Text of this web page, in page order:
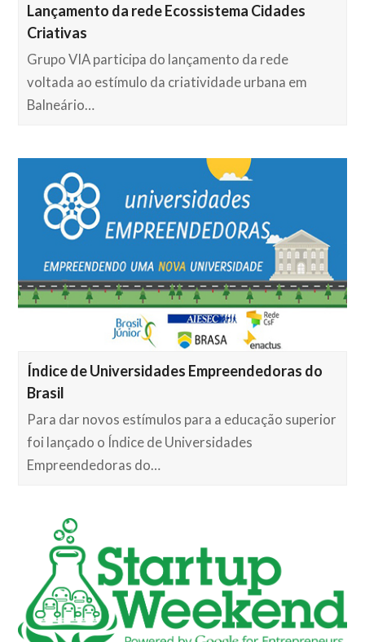
Lançamento da rede Ecossistema Cidades
Criativas
Grupo VIA participa do lançamento da rede
voltada ao estímulo da criatividade urbana em
Balneário…
Índice de Universidades Empreendedoras do
Brasil
Para dar novos estímulos para a educação superior
foi lançado o Índice de Universidades
Empreendedoras do…